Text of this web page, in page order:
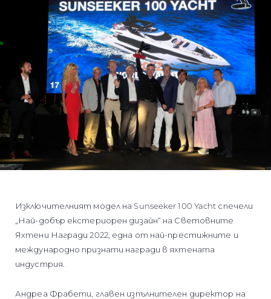
Изключителният модел на Sunseeker 100 Yacht спечели
„Най-добър екстериорен дизайн“ на Световните
Яхтени Награди 2022, една от най-престижните и
международно признати награди в яхтената
индустрия.
Андреа Фрабети, главен изпълнителен директор на